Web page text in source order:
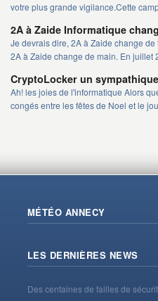
votre plus grande vigilance.Cette
2A à Zaide Informatique
Je devrais dire, 2A à Zaide change
2A à Zaide change de main. En juillet
CryptoLocker un
Ah! les joies de l'informatique Alors
congés entre les fêtes de Noel et le
MÉTÉO ANNECY
LES DERNIÈRES NEWS
Des centaines de failles de